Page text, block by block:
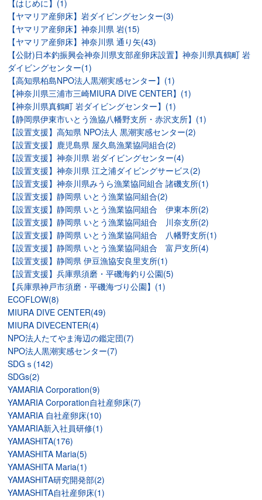
【はじめに】(1)
【ヤマリア産卵床】岩ダイビングセンター(3)
【ヤマリア産卵床】神奈川県 岩(15)
【ヤマリア産卵床】神奈川県 通り矢(43)
【公財)日本釣振興会神奈川県支部産卵床設置】神奈川県真鶴町 岩
ダイビングセンター(1)
【高知県柏島NPO法人黒潮実感センター】(1)
【神奈川県三浦市三崎MIURA DIVE CENTER】(1)
【神奈川県真鶴町 岩ダイビングセンター】(1)
【静岡県伊東市いとう漁協八幡野支所・赤沢支所】(1)
【設置支援】高知県 NPO法人 黒潮実感センター(2)
【設置支援】鹿児島県 屋久島漁業協同組合(2)
【設置支援】神奈川県 岩ダイビングセンター(4)
【設置支援】神奈川県 江之浦ダイビングサービス(2)
【設置支援】神奈川県みうら漁業協同組合 諸磯支所(1)
【設置支援】静岡県 いとう漁業協同組合(2)
【設置支援】静岡県 いとう漁業協同組合 伊東本所(2)
【設置支援】静岡県 いとう漁業協同組合 川奈支所(2)
【設置支援】静岡県 いとう漁業協同組合 八幡野支所(1)
【設置支援】静岡県 いとう漁業協同組合 富戸支所(4)
【設置支援】静岡県 伊豆漁協安良里支所(1)
【設置支援】兵庫県須磨・平磯海釣り公園(5)
【兵庫県神戸市須磨・平磯海づり公園】(1)
ECOFLOW(8)
MIURA DIVE CENTER(49)
MIURA DIVECENTER(4)
NPO法人たてやま海辺の鑑定団(7)
NPO法人黒潮実感センター(7)
SDGｓ(142)
SDGs(2)
YAMARIA Corporation(9)
YAMARIA Corporation自社産卵床(7)
YAMARIA 自社産卵床(10)
YAMARIA新入社員研修(1)
YAMASHITA(176)
YAMASHITA Maria(5)
YAMASHITA Maria(1)
YAMASHITA研究開発部(2)
YAMASHITA自社産卵床(1)